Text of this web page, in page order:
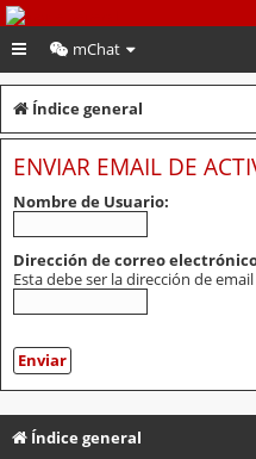
PeruVoley.com
mChat
Índice general
ENVIAR EMAIL DE
Nombre de Usuario:
Dirección de correo
Esta debe ser la dirección de
Índice general